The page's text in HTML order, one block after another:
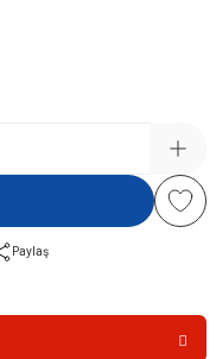
Paylaş